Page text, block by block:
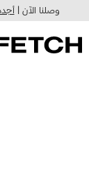
وصلنا الآن |